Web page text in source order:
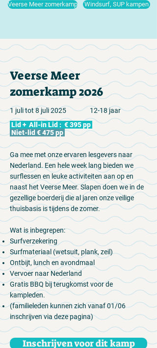
Veerse Meer zomerkamp Windsurf, SUP kampen
Veerse Meer
zomerkamp 2026
1 juli tot 8 juli 2025 12-18 jaar
Lid + All-in Lid : € 395 pp
Niet-lid € 475 pp
Ga mee met onze ervaren lesgevers naar
Nederland. Een hele week lang bieden we
surflessen en leuke activiteiten aan op en
naast het Veerse Meer. Slapen doen we in de
gezellige boerderij die al jaren onze veilige
thuisbasis is tijdens de zomer.
Wat is inbegrepen:
Surfverzekering
Surfmateriaal (wetsuit, plank, zeil)
Ontbijt, lunch en avondmaal
Vervoer naar Nederland
Gratis BBQ bij terugkomst voor de
kampleden.
(familieleden kunnen zich vanaf 01/06
inschrijven via deze pagina)
Inschrijven voor dit kamp